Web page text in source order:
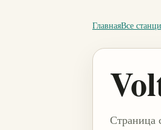
ГлавнаяВсе
Страница